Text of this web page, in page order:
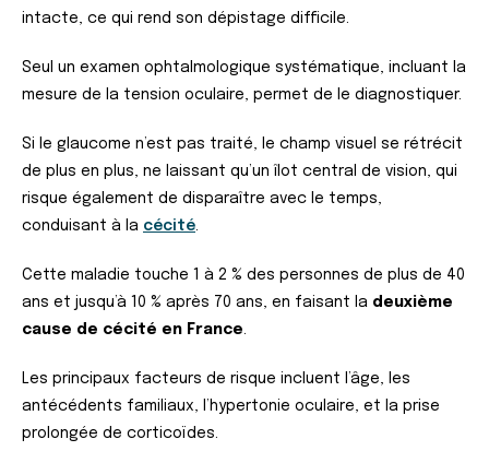
intacte, ce qui rend son dépistage difficile.
Seul un examen ophtalmologique systématique, incluant la
mesure de la tension oculaire, permet de le diagnostiquer.
Si le glaucome n’est pas traité, le champ visuel se rétrécit
de plus en plus, ne laissant qu’un îlot central de vision, qui
risque également de disparaître avec le temps,
conduisant à la cécité.
Cette maladie touche 1 à 2 % des personnes de plus de 40
ans et jusqu’à 10 % après 70 ans, en faisant la deuxième
cause de cécité en France.
Les principaux facteurs de risque incluent l’âge, les
antécédents familiaux, l’hypertonie oculaire, et la prise
prolongée de corticoïdes.